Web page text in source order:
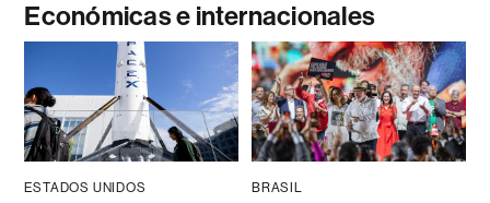
Económicas e internacionales
ESTADOS UNIDOS BRASIL